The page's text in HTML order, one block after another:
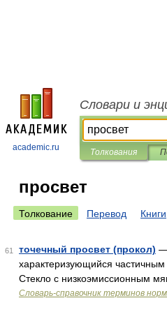
academic.ru
Словари и
Толкования
просвет
Толкование Перевод Книги
61 точечный просвет (прокол) —
характеризующийся
Стекло с низкоэмиссионным
Словарь-справочник терминов